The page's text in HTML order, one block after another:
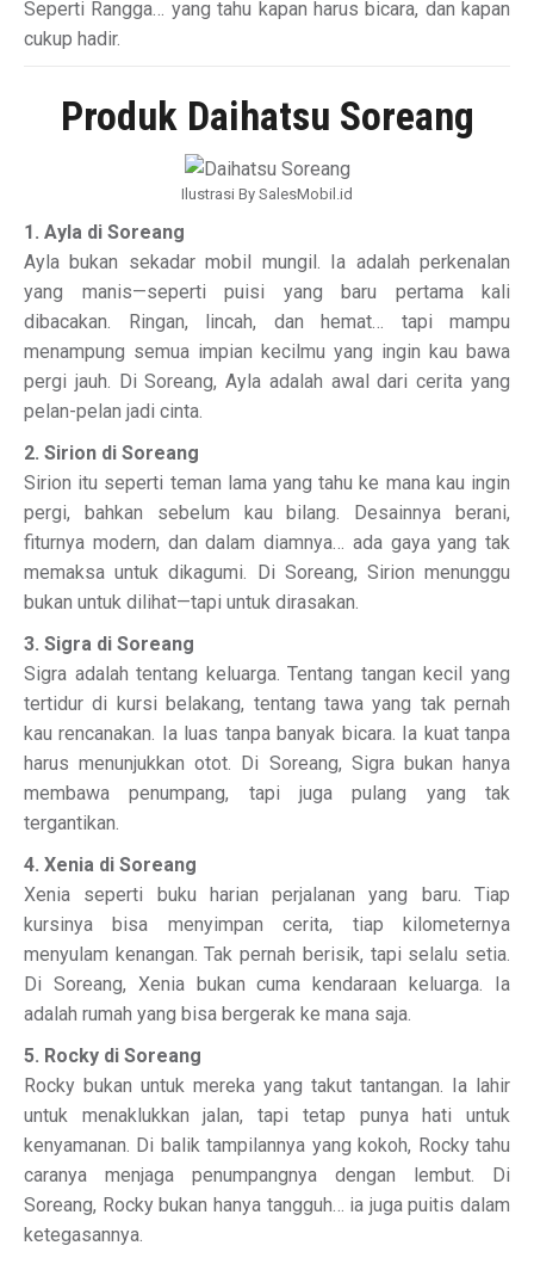
Seperti Rangga… yang tahu kapan harus bicara, dan kapan
cukup hadir.
Produk Daihatsu Soreang
Ilustrasi By SalesMobil.id
1. Ayla di Soreang
Ayla bukan sekadar mobil mungil. Ia adalah perkenalan
yang manis—seperti puisi yang baru pertama kali
dibacakan. Ringan, lincah, dan hemat… tapi mampu
menampung semua impian kecilmu yang ingin kau bawa
pergi jauh. Di Soreang, Ayla adalah awal dari cerita yang
pelan-pelan jadi cinta.
2. Sirion di Soreang
Sirion itu seperti teman lama yang tahu ke mana kau ingin
pergi, bahkan sebelum kau bilang. Desainnya berani,
fiturnya modern, dan dalam diamnya… ada gaya yang tak
memaksa untuk dikagumi. Di Soreang, Sirion menunggu
bukan untuk dilihat—tapi untuk dirasakan.
3. Sigra di Soreang
Sigra adalah tentang keluarga. Tentang tangan kecil yang
tertidur di kursi belakang, tentang tawa yang tak pernah
kau rencanakan. Ia luas tanpa banyak bicara. Ia kuat tanpa
harus menunjukkan otot. Di Soreang, Sigra bukan hanya
membawa penumpang, tapi juga pulang yang tak
tergantikan.
4. Xenia di Soreang
Xenia seperti buku harian perjalanan yang baru. Tiap
kursinya bisa menyimpan cerita, tiap kilometernya
menyulam kenangan. Tak pernah berisik, tapi selalu setia.
Di Soreang, Xenia bukan cuma kendaraan keluarga. Ia
adalah rumah yang bisa bergerak ke mana saja.
5. Rocky di Soreang
Rocky bukan untuk mereka yang takut tantangan. Ia lahir
untuk menaklukkan jalan, tapi tetap punya hati untuk
kenyamanan. Di balik tampilannya yang kokoh, Rocky tahu
caranya menjaga penumpangnya dengan lembut. Di
Soreang, Rocky bukan hanya tangguh… ia juga puitis dalam
ketegasannya.